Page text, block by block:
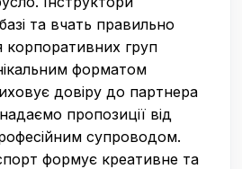
та вчать правильно
корпоративних груп
форматом
довіру до партнера
пропозиції від
супроводом.
формує креативне та